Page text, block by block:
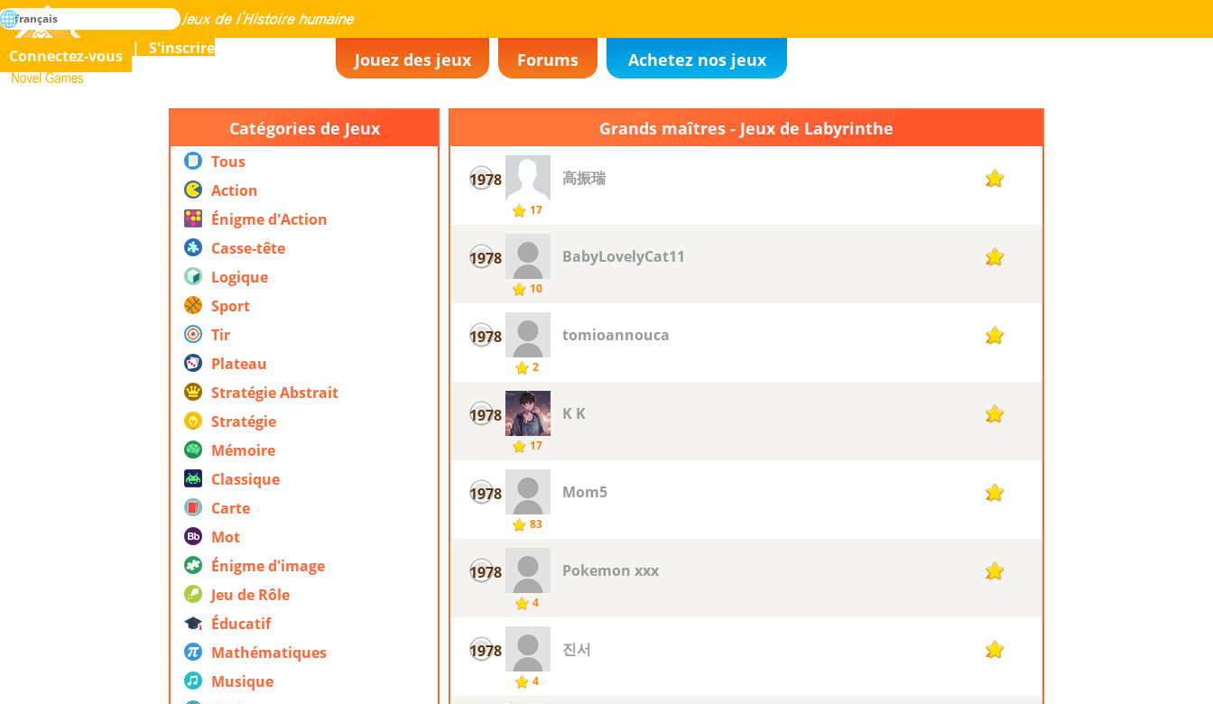
Novel Games
La maîtrise de tous les jeux de l’histoire humaine
rechercher
Jouez des jeux Forums Achetez nos jeux
Connectez-vous S'inscrire
français
Catégories de Jeux
Tous
Action
Énigme d'Action
Casse-tête
Logique
Sport
Tir
Plateau
Stratégie Abstrait
Stratégie
Mémoire
Classique
Carte
Mot
Énigme d'image
Jeu de Rôle
Éducatif
Mathématiques
Musique
Grands maîtres - Jeux de Labyrinthe
1978
17
高振瑞 2
1978
10
BabyLovelyCat11 2
1978
2
tomioannouca 2
1978
17
K K 2
1978
83
Mom5 2
1978
4
Pokemon xxx 2
1978
4
진서 2